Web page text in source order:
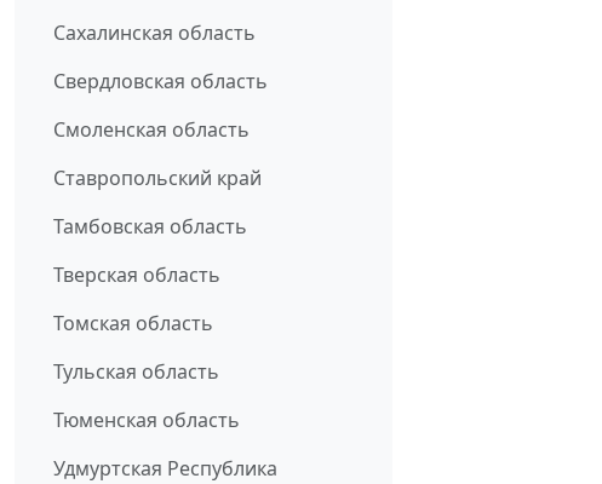
Сахалинская область
Свердловская область
Смоленская область
Ставропольский край
Тамбовская область
Тверская область
Томская область
Тульская область
Тюменская область
Удмуртская Республика